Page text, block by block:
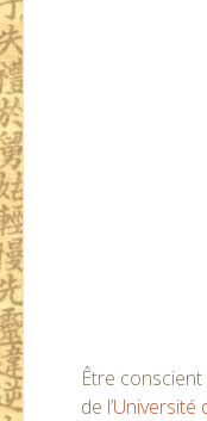
Être
de l’Université